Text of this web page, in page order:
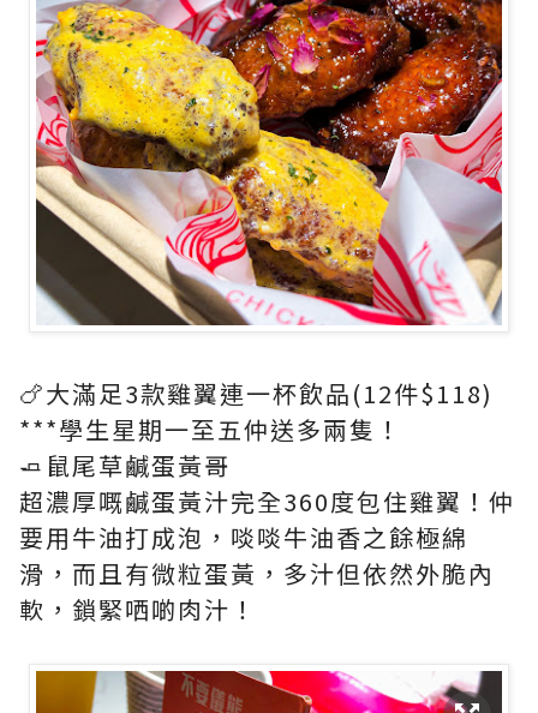
🍗大滿足3款雞翼連一杯飲品(12件$118)
***學生星期一至五仲送多兩隻！
🧈鼠尾草鹹蛋黃哥
超濃厚嘅鹹蛋黃汁完全360度包住雞翼！仲
要用牛油打成泡，啖啖牛油香之餘極綿
滑，而且有微粒蛋黃，多汁但依然外脆內
軟，鎖緊哂啲肉汁！